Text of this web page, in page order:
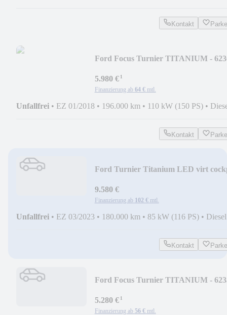
Kontakt
Ford Focus Turnier TITANIUM -
5.980 €¹
Finanzierung ab 64 € mtl.
Unfallfrei • EZ 01/2018 • 196.000 km • 110 kW (150 PS) •
Kontakt
Ford Turnier Titanium LED virt
9.580 €
Finanzierung ab 102 € mtl.
Unfallfrei • EZ 03/2023 • 180.000 km • 85 kW (116 PS) • Diesel
Kontakt
Ford Focus Turnier TITANIUM -
5.280 €¹
Finanzierung ab 56 € mtl.